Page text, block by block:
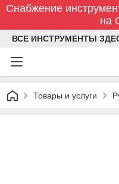
Снабжение
на
ВСЕ ИНСТРУМЕНТЫ
Товары и услуги